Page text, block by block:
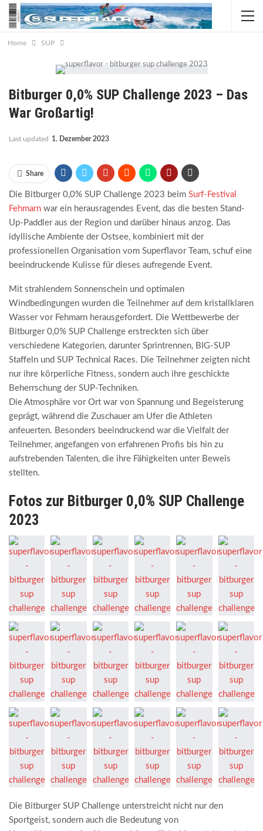
Home SUP
Bitburger 0,0% SUP Challenge 2023 – Das
War Großartig!
Last updated 1. Dezember 2023
Share
Die Bitburger 0,0% SUP Challenge 2023 beim Surf-Festival
Fehmarn war ein herausragendes Event, das die besten Stand-
Up-Paddler aus der Region und darüber hinaus anzog. Das
idyllische Ambiente der Ostsee, kombiniert mit der
professionellen Organisation vom Superflavor Team, schuf eine
beeindruckende Kulisse für dieses aufregende Event.
Mit strahlendem Sonnenschein und optimalen
Windbedingungen wurden die Teilnehmer auf dem kristallklaren
Wasser vor Fehmarn herausgefordert. Die Wettbewerbe der
Bitburger 0,0% SUP Challenge erstreckten sich über
verschiedene Kategorien, darunter Sprintrennen, BIG-SUP
Staffeln und SUP Technical Races. Die Teilnehmer zeigten nicht
nur ihre körperliche Fitness, sondern auch ihre geschickte
Beherrschung der SUP-Techniken.
Die Atmosphäre vor Ort war von Spannung und Begeisterung
geprägt, während die Zuschauer am Ufer die Athleten
anfeuerten. Besonders beeindruckend war die Vielfalt der
Teilnehmer, angefangen von erfahrenen Profis bis hin zu
aufstrebenden Talenten, die ihre Fähigkeiten unter Beweis
stellten.
Fotos zur Bitburger 0,0% SUP Challenge
2023
Die Bitburger SUP Challenge unterstreicht nicht nur den
Sportgeist, sondern auch die Bedeutung von